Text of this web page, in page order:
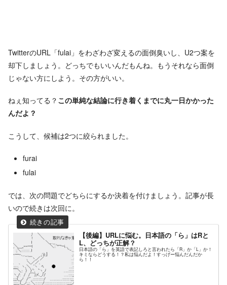
TwitterのURL「fulai」をわざわざ変えるの面倒臭いし、U2つ案を
却下しましょう。どっちでもいいんだもんね。もうそれなら面倒
じゃない方にしよう。その方がいい。
ねぇ知ってる？ この単純な結論に行き着くまでに丸一日かかった
んだよ？
こうして、候補は2つに絞られました。
furai
fulai
では、次の問題でどちらにするか決着を付けましょう。記事が長
いので続きは次回に。
【後編】URLに悩む。日本語の「ら」はRと
L、どっちが正解？
日本語の「ら」を英語で表記しろと言われたら「R」か「L」か！
キミならどうする！？私は悩んだよ！すっげー悩んだんだか
ら！！